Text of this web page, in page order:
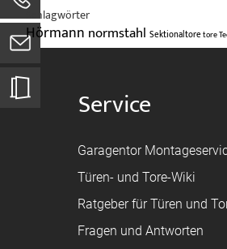
Schlagwörter
Hörmann normstahl Sektionaltoretore
Service
Garagentor
Türen- und Tore-Wiki
Ratgeber für Türen und
Fragen und Antworten